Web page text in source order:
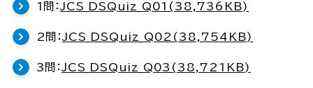
1問：JCS_DSQuiz_Q01(38,736KB)
2問：JCS_DSQuiz_Q02(38,754KB)
3問：JCS_DSQuiz_Q03(38,721KB)